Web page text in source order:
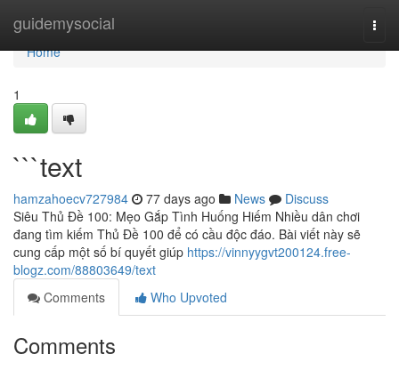
guidemysocial
Home
Home
1
```text
hamzahoecv727984 77 days ago News
Discuss
Siêu Thủ Đề 100: Mẹo Gắp Tình Huống Hiếm Nhiều dân chơi
đang tìm kiếm Thủ Đề 100 để có cầu độc đáo. Bài viết này sẽ
cung cấp một số bí quyết giúp https://vinnyygvt200124.free-
blogz.com/88803649/text
Comments
Who Upvoted
Comments